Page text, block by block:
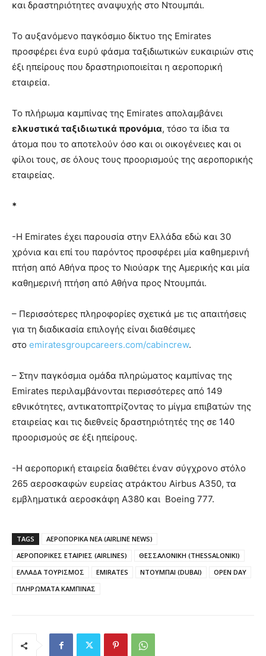
και δραστηριότητες αναψυχής στο Ντουμπάι.
Το αυξανόμενο παγκόσμιο δίκτυο της Emirates
προσφέρει ένα ευρύ φάσμα ταξιδιωτικών ευκαιριών στις
έξι ηπείρους που δραστηριοποιείται η αεροπορική
εταιρεία.
Το πλήρωμα καμπίνας της Emirates απολαμβάνει
ελκυστικά ταξιδιωτικά προνόμια, τόσο τα ίδια τα
άτομα που το αποτελούν όσο και οι οικογένειες και οι
φίλοι τους, σε όλους τους προορισμούς της αεροπορικής
εταιρείας.
*
-Η Emirates έχει παρουσία στην Ελλάδα εδώ και 30
χρόνια και επί του παρόντος προσφέρει μία καθημερινή
πτήση από Αθήνα προς το Νιούαρκ της Αμερικής και μία
καθημερινή πτήση από Αθήνα προς Ντουμπάι.
– Περισσότερες πληροφορίες σχετικά με τις απαιτήσεις
για τη διαδικασία επιλογής είναι διαθέσιμες
στο emiratesgroupcareers.com/cabincrew.
– Στην παγκόσμια ομάδα πληρώματος καμπίνας της
Emirates περιλαμβάνονται περισσότερες από 149
εθνικότητες, αντικατοπτρίζοντας το μίγμα επιβατών της
εταιρείας και τις διεθνείς δραστηριότητές της σε 140
προορισμούς σε έξι ηπείρους.
-Η αεροπορική εταιρεία διαθέτει έναν σύγχρονο στόλο
265 αεροσκαφών ευρείας ατράκτου Airbus A350, τα
εμβληματικά αεροσκάφη A380 και Boeing 777.
TAGS
ΑΕΡΟΠΟΡΙΚΑ ΝΕΑ (AIRLINE NEWS)
ΑΕΡΟΠΟΡΙΚΕΣ ΕΤΑΙΡΙΕΣ (AIRLINES)
ΘΕΣΣΑΛΟΝΙΚΗ (THESSALONIKI)
ΕΛΛΑΔΑ ΤΟΥΡΙΣΜΟΣ
EMIRATES ΝΤΟΥΜΠΑΙ (DUBAI)
OPEN DAY
ΠΛΗΡΩΜΑΤΑ ΚΑΜΠΙΝΑΣ